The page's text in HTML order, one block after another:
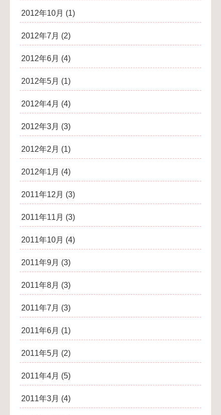
2012年10月 (1)
2012年7月 (2)
2012年6月 (4)
2012年5月 (1)
2012年4月 (4)
2012年3月 (3)
2012年2月 (1)
2012年1月 (4)
2011年12月 (3)
2011年11月 (3)
2011年10月 (4)
2011年9月 (3)
2011年8月 (3)
2011年7月 (3)
2011年6月 (1)
2011年5月 (2)
2011年4月 (5)
2011年3月 (4)